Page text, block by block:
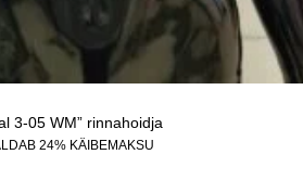
3-05 WM” rinnahoidja
24% KÄIBEMAKSU